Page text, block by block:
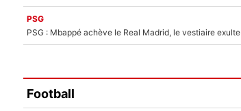
PSG
PSG : Mbappé achève le Real Madrid, le vestiaire exulte
Football